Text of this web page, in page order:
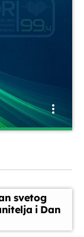
more_vert
svetog
i Dan